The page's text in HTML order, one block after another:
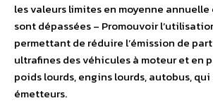
les valeurs limites en moyenne
sont dépassées – Promouvoir
permettant de réduire l’émission de
ultrafines des véhicules à moteur et en
poids lourds, engins lourds, autobus,
émetteurs.